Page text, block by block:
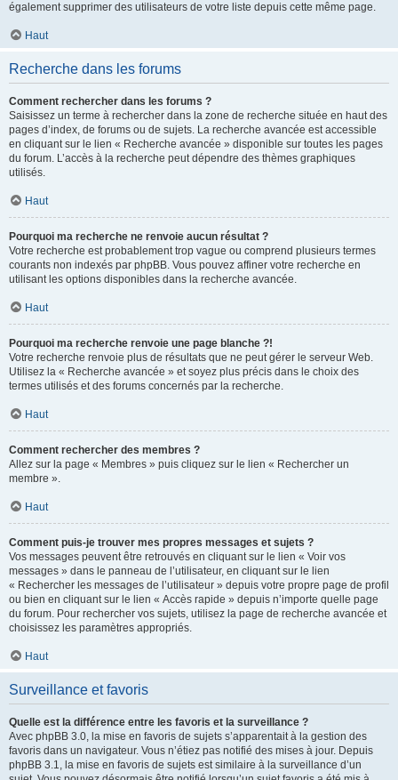
également supprimer des utilisateurs de votre liste depuis cette même page.
Haut
Recherche dans les forums
Comment rechercher dans les forums ?
Saisissez un terme à rechercher dans la zone de recherche située en haut des
pages d’index, de forums ou de sujets. La recherche avancée est accessible
en cliquant sur le lien « Recherche avancée » disponible sur toutes les pages
du forum. L’accès à la recherche peut dépendre des thèmes graphiques
utilisés.
Haut
Pourquoi ma recherche ne renvoie aucun résultat ?
Votre recherche est probablement trop vague ou comprend plusieurs termes
courants non indexés par phpBB. Vous pouvez affiner votre recherche en
utilisant les options disponibles dans la recherche avancée.
Haut
Pourquoi ma recherche renvoie une page blanche ?!
Votre recherche renvoie plus de résultats que ne peut gérer le serveur Web.
Utilisez la « Recherche avancée » et soyez plus précis dans le choix des
termes utilisés et des forums concernés par la recherche.
Haut
Comment rechercher des membres ?
Allez sur la page « Membres » puis cliquez sur le lien « Rechercher un
membre ».
Haut
Comment puis-je trouver mes propres messages et sujets ?
Vos messages peuvent être retrouvés en cliquant sur le lien « Voir vos
messages » dans le panneau de l’utilisateur, en cliquant sur le lien
« Rechercher les messages de l’utilisateur » depuis votre propre page de profil
ou bien en cliquant sur le lien « Accès rapide » depuis n’importe quelle page
du forum. Pour rechercher vos sujets, utilisez la page de recherche avancée et
choisissez les paramètres appropriés.
Haut
Surveillance et favoris
Quelle est la différence entre les favoris et la surveillance ?
Avec phpBB 3.0, la mise en favoris de sujets s’apparentait à la gestion des
favoris dans un navigateur. Vous n’étiez pas notifié des mises à jour. Depuis
phpBB 3.1, la mise en favoris de sujets est similaire à la surveillance d’un